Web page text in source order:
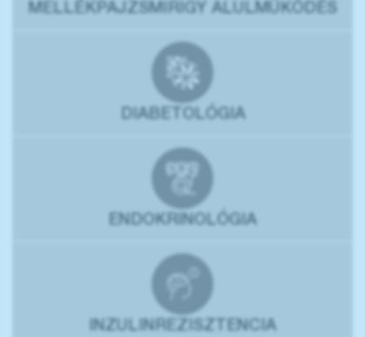
MELLÉKPAJZSMIRIGY ALULMŰKÖDÉS
DIABETOLÓGIA
ENDOKRINOLÓGIA
INZULINREZISZTENCIA